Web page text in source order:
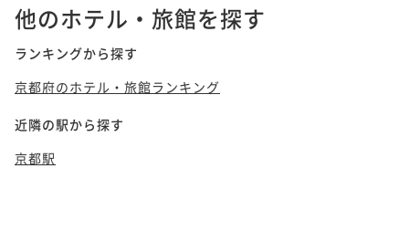
他のホテル・旅館を探す
ランキングから探す
京都府のホテル・旅館ランキング
近隣の駅から探す
京都駅